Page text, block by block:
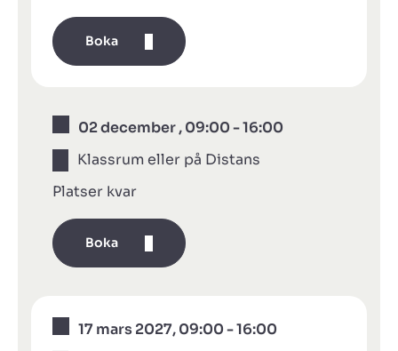
Boka
02 december , 09:00 - 16:00
Klassrum eller på Distans
Platser kvar
Boka
17 mars 2027, 09:00 - 16:00